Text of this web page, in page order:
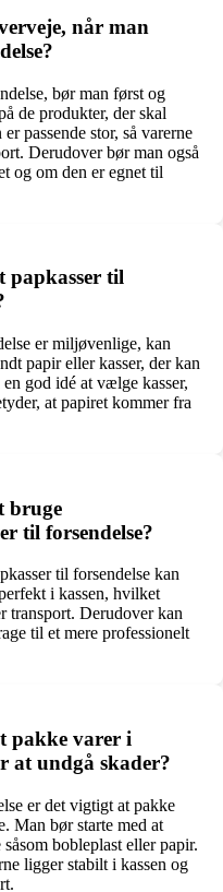
når man
bør man først og
de produkter, der skal
passende stor, så varerne
Derudover bør man også
og om den er egnet til
papkasser til
er miljøvenlige, kan
papir eller kasser, der kan
god idé at vælge kasser,
at papiret kommer fra
bruge
til forsendelse?
til forsendelse kan
i kassen, hvilket
transport. Derudover kan
til et mere professionelt
pakke varer i
at undgå skader?
er det vigtigt at pakke
Man bør starte med at
bobleplast eller papir.
ligger stabilt i kassen og